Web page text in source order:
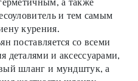
и тем самым
курения.
поставляется со всеми
деталями и аксессуарами,
шланг и мундштук, а